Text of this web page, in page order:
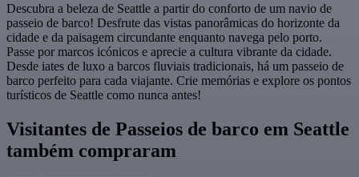
Descubra a beleza de Seattle a partir do conforto de um navio de
passeio de barco! Desfrute das vistas panorâmicas do horizonte da
cidade e da paisagem circundante enquanto navega pelo porto.
Passe por marcos icónicos e aprecie a cultura vibrante da cidade.
Desde iates de luxo a barcos fluviais tradicionais, há um passeio de
barco perfeito para cada viajante. Crie memórias e explore os pontos
turísticos de Seattle como nunca antes!
Visitantes de Passeios de barco em Seattle
também compraram